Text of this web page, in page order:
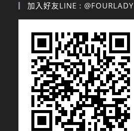
加入好友LINE : @FOURLADY